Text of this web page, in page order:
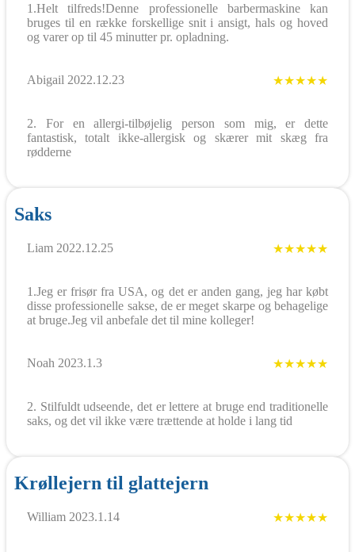
1.Helt tilfreds!Denne professionelle barbermaskine kan
bruges til en række forskellige snit i ansigt, hals og hoved
og varer op til 45 minutter pr. opladning.
Abigail 2022.12.23 ★★★★★
2. For en allergi-tilbøjelig person som mig, er dette
fantastisk, totalt ikke-allergisk og skærer mit skæg fra
rødderne
Saks
Liam 2022.12.25 ★★★★★
1.Jeg er frisør fra USA, og det er anden gang, jeg har købt
disse professionelle sakse, de er meget skarpe og behagelige
at bruge.Jeg vil anbefale det til mine kolleger!
Noah 2023.1.3 ★★★★★
2. Stilfuldt udseende, det er lettere at bruge end traditionelle
saks, og det vil ikke være trættende at holde i lang tid
Krøllejern til glattejern
William 2023.1.14 ★★★★★